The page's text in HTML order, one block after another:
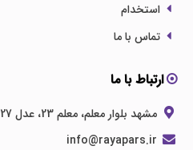
استخدام
تماس با ما
ارتباط با ما
مشهد بلوار معلم، معلم 23، عدل 27، پلاک 189